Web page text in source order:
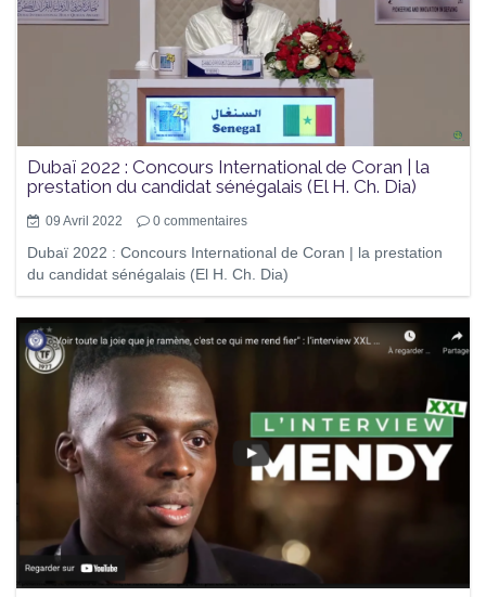
Dubaï 2022 : Concours International de Coran | la
prestation du candidat sénégalais (El H. Ch. Dia)
09 Avril 2022 0 commentaires
Dubaï 2022 : Concours International de Coran | la prestation
du candidat sénégalais (El H. Ch. Dia)